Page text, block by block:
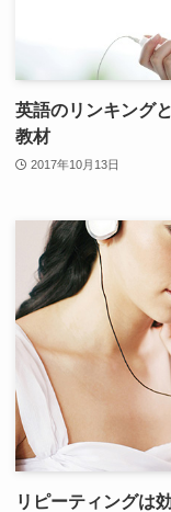
英語のリンキング
教材
2017年10月13日
リピーティングは